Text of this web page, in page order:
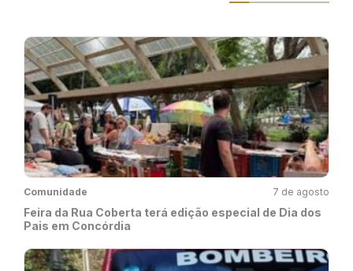
Comunidade 7 de agosto
Feira da Rua Coberta terá edição especial de Dia dos
Pais em Concórdia